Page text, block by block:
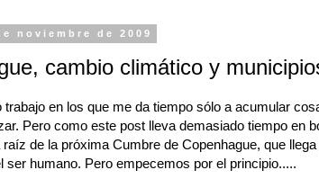
noviembre de 2009
cambio climático y
en los que me da tiempo sólo a acumular
Pero como este post lleva demasiado tiempo en
raíz de la próxima Cumbre de Copenhague, que
ser humano. Pero empecemos por el principio.....